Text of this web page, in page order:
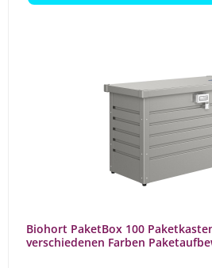
Biohort PaketBox 100
verschiedenen Farben